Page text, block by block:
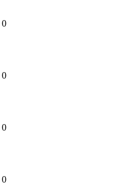
0
0
0
0